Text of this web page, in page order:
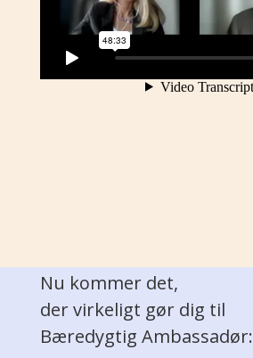
Nu kommer det,
der virkeligt gør dig til
Bæredygtig Ambassadør: